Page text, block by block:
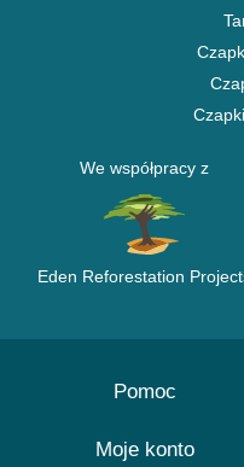
We współpracy z
Eden Reforestation
Pomoc
Moje konto